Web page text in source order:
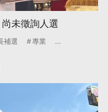
未徵詢人選
補選 專業 ...